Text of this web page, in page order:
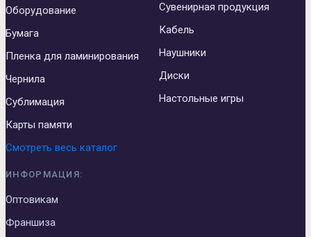
Оборудование
Бумага
Пленка для ламинирования
Чернила
Сублимация
Карты памяти
Сувенирная продукция
Кабель
Наушники
Диски
Настольные игры
Смотреть весь каталог
ИНФОРМАЦИЯ:
Оптовикам
Франшиза